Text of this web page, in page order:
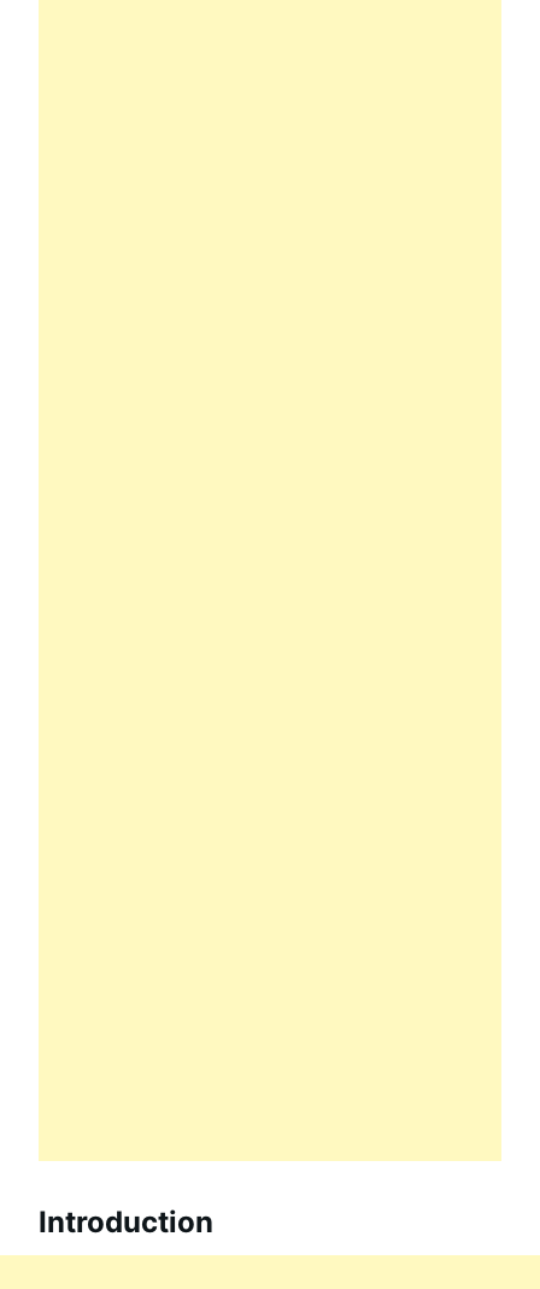
Introduction